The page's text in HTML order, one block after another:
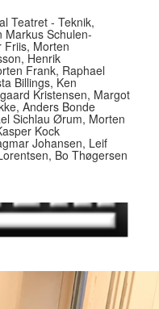
Teatret - Teknik,
Markus Schulen-
Friis, Morten
Henrik
Frank, Raphael
Billings, Ken
Kristensen, Margot
Anders Bonde
Sichlau Ørum, Morten
Kock
Johansen, Leif
Bo Thøgersen